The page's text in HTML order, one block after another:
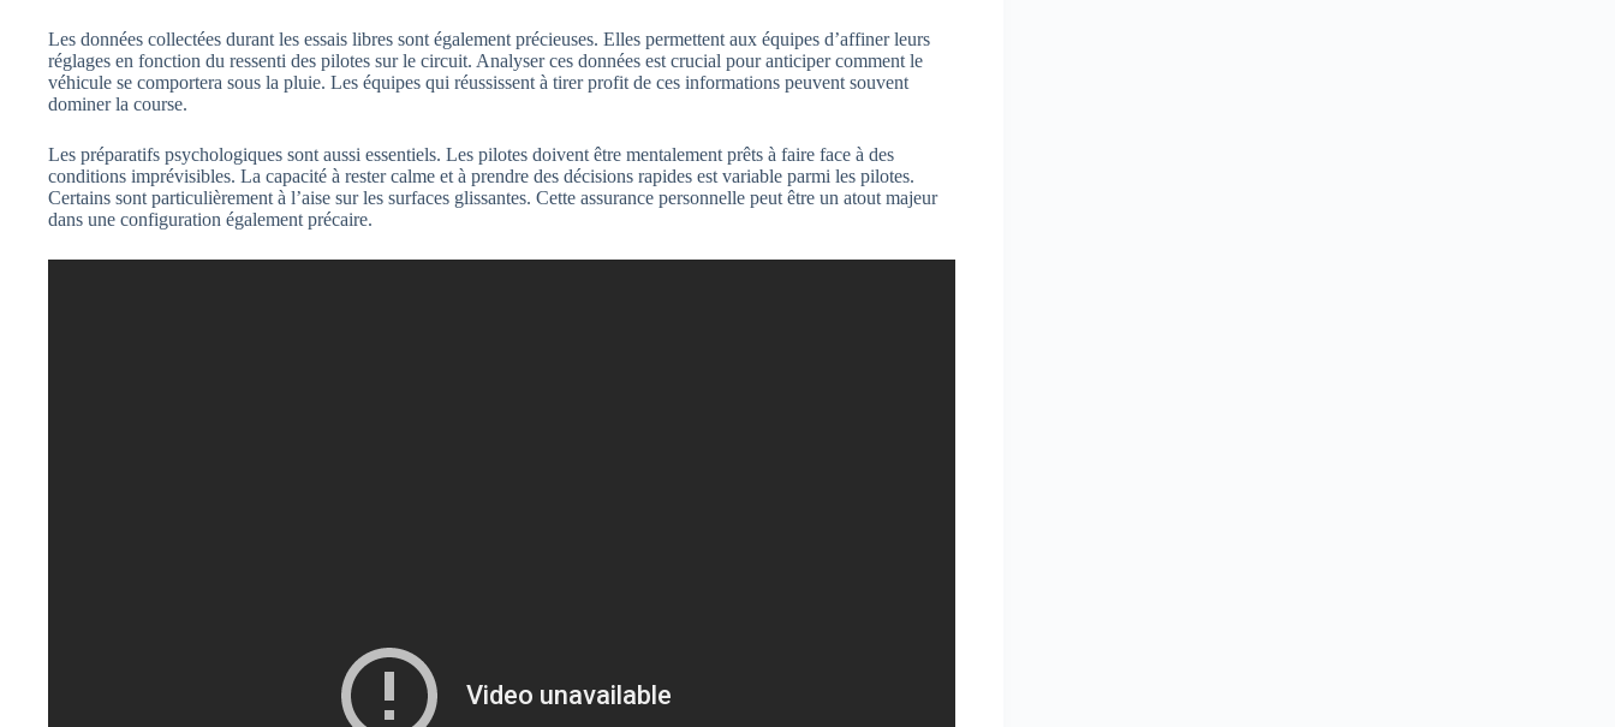
Les données collectées durant les essais libres sont également précieuses. Elles permettent aux équipes d’affiner leurs
réglages en fonction du ressenti des pilotes sur le circuit. Analyser ces données est crucial pour anticiper comment le
véhicule se comportera sous la pluie. Les équipes qui réussissent à tirer profit de ces informations peuvent souvent
dominer la course.
Les préparatifs psychologiques sont aussi essentiels. Les pilotes doivent être mentalement prêts à faire face à des
conditions imprévisibles. La capacité à rester calme et à prendre des décisions rapides est variable parmi les pilotes.
Certains sont particulièrement à l’aise sur les surfaces glissantes. Cette assurance personnelle peut être un atout majeur
dans une configuration également précaire.